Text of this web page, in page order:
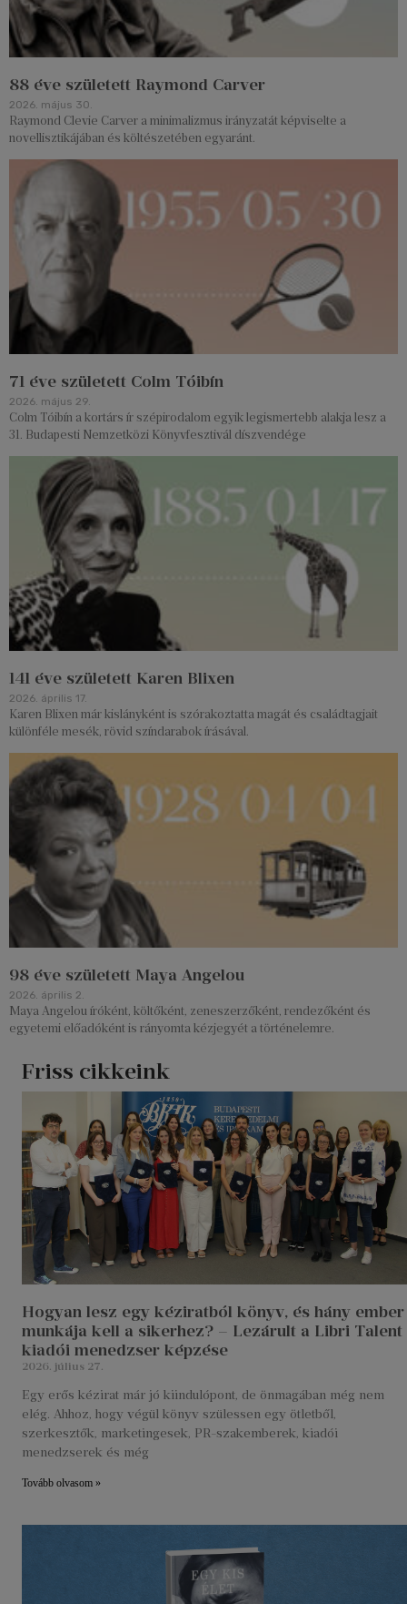
88 éve született Raymond Carver
2026. május 30.
Raymond Clevie Carver a minimalizmus irányzatát képviselte a
novellisztikájában és költészetében egyaránt.
71 éve született Colm Tóibín
2026. május 29.
Colm Tóibín a kortárs ír szépirodalom egyik legismertebb alakja lesz a
31. Budapesti Nemzetközi Könyvfesztivál díszvendége
141 éve született Karen Blixen
2026. április 17.
Karen Blixen már kislányként is szórakoztatta magát és családtagjait
különféle mesék, rövid színdarabok írásával.
98 éve született Maya Angelou
2026. április 2.
Maya Angelou íróként, költőként, zeneszerzőként, rendezőként és
egyetemi előadóként is rányomta kézjegyét a történelemre.
Friss cikkeink
Hogyan lesz egy kéziratból könyv, és hány ember
munkája kell a sikerhez? – Lezárult a Libri Talent
kiadói menedzser képzése
2026. július 27.
Egy erős kézirat már jó kiindulópont, de önmagában még nem
elég. Ahhoz, hogy végül könyv szülessen egy ötletből,
szerkesztők, marketingesek, PR-szakemberek, kiadói
menedzserek és még
Tovább olvasom »